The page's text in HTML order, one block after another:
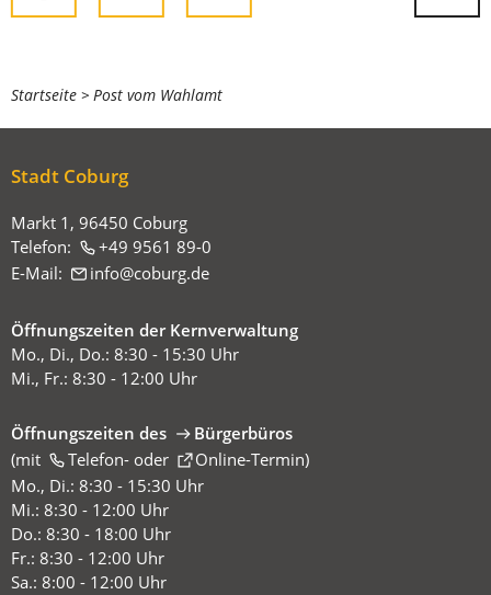
Sie
befinden
sich
Startseite Post vom Wahlamt
Stadt Coburg
Markt 1, 96450 Coburg
Telefon:
+49 9561 89-0
E-Mail:
info coburg de
Öffnungszeiten der Kernverwaltung
Mo., Di., Do.: 8:30 - 15:30 Uhr
Mi., Fr.: 8:30 - 12:00 Uhr
Öffnungszeiten des
Bürgerbüros
(mit
Telefon-oder Online-Termin
(Öffnet
in
einem
neuen
Tab)
)
Mo., Di.: 8:30 - 15:30 Uhr
Mi.: 8:30 - 12:00 Uhr
Do.: 8:30 - 18:00 Uhr
Fr.: 8:30 - 12:00 Uhr
Sa.: 8:00 - 12:00 Uhr